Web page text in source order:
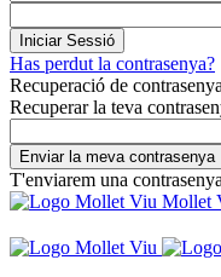
Has perdut la contrasenya?
Recuperació de contrasenya
Recuperar la teva
T'enviarem una
Mollet